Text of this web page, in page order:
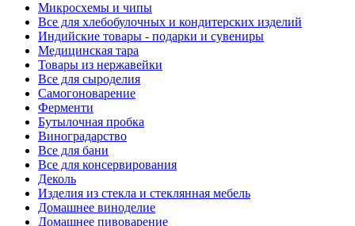
Микросхемы и чипы
Все для хлебобулочных и кондитерских изделий
Индийские товары - подарки и сувениры
Медицинская тара
Товары из нержавейки
Все для сыроделия
Самогоноварение
Ферменти
Бутылочная пробка
Виноградарство
Все для бани
Все для консервирования
Деколь
Изделия из стекла и стеклянная мебель
Домашнее виноделие
Домашнее пивоварение